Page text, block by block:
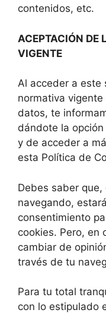
contenidos, etc.
ACEPTACIÓN DE
VIGENTE
Al acceder a este
normativa
datos, te
dándote la
y de acceder a
esta Política de
Debes saber
navegando,
consentimiento
cookies. Pero, en
cambiar de
través de tu
Para tu total
con lo estipulado